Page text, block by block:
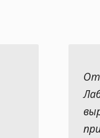
От